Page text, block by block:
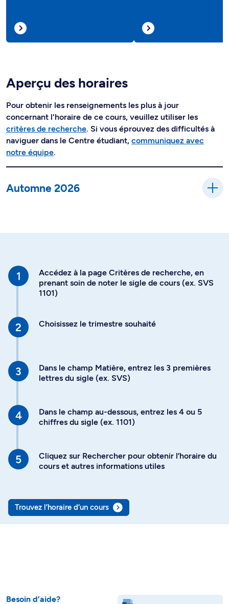
Aperçu des horaires
Pour obtenir les renseignements les plus à jour
concernant l'horaire de ce cours, veuillez utiliser les
critères de recherche. Si vous éprouvez des difficultés à
naviguer dans le Centre étudiant, communiquez avec
notre équipe.
Automne 2026
Accédez à la page Critères de recherche, en
prenant soin de noter le sigle de cours (ex. SVS
1101)
Choisissez le trimestre souhaité
Dans le champ Matière, entrez les 3 premières
lettres du sigle (ex. SVS)
Dans le champ au-dessous, entrez les 4 ou 5
chiffres du sigle (ex. 1101)
Cliquez sur Rechercher pour obtenir l’horaire du
cours et autres informations utiles
Trouvez l’horaire d’un cours
Besoin d’aide?